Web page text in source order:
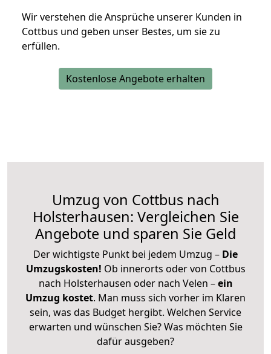
Wir verstehen die Ansprüche unserer Kunden in
Cottbus und geben unser Bestes, um sie zu
erfüllen.
Kostenlose Angebote erhalten
Umzug von Cottbus nach
Holsterhausen: Vergleichen Sie
Angebote und sparen Sie Geld
Der wichtigste Punkt bei jedem Umzug – Die
Umzugskosten! Ob innerorts oder von Cottbus
nach Holsterhausen oder nach Velen –ein
Umzug kostet. Man muss sich vorher im Klaren
sein, was das Budget hergibt. Welchen Service
erwarten und wünschen Sie? Was möchten Sie
dafür ausgeben?